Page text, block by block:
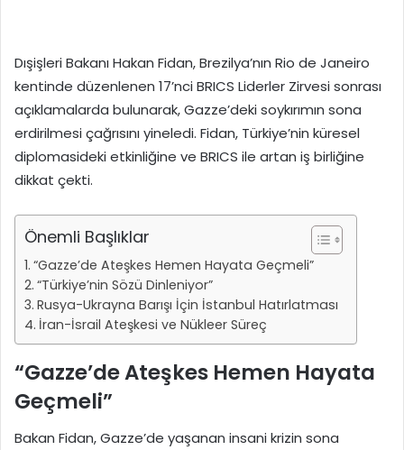
Dışişleri Bakanı Hakan Fidan, Brezilya’nın Rio de Janeiro
kentinde düzenlenen 17’nci BRICS Liderler Zirvesi sonrası
açıklamalarda bulunarak, Gazze’deki soykırımın sona
erdirilmesi çağrısını yineledi. Fidan, Türkiye’nin küresel
diplomasideki etkinliğine ve BRICS ile artan iş birliğine
dikkat çekti.
Önemli Başlıklar
“Gazze’de Ateşkes Hemen Hayata Geçmeli”
“Türkiye’nin Sözü Dinleniyor”
Rusya-Ukrayna Barışı İçin İstanbul Hatırlatması
İran-İsrail Ateşkesi ve Nükleer Süreç
“Gazze’de Ateşkes Hemen Hayata
Geçmeli”
Bakan Fidan, Gazze’de yaşanan insani krizin sona